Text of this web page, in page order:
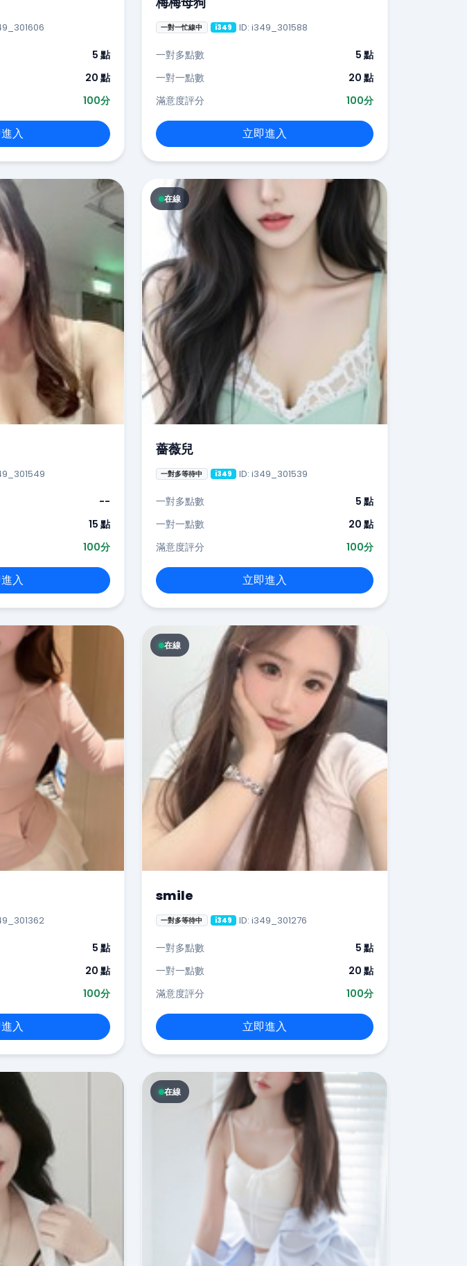
5 點
20 點
100分
入
一對一忙線中 i349 ID: i349_301588
一對多點數
5 點
一對一點數
20 點
滿意度評分
100分
立即進入
--
15 點
100分
入
在線
薔薇兒
一對多等待中 i349 ID: i349_301539
一對多點數
5 點
一對一點數
20 點
滿意度評分
100分
立即進入
5 點
20 點
100分
入
在線
smile
一對多等待中 i349 ID: i349_301276
一對多點數
5 點
一對一點數
20 點
滿意度評分
100分
立即進入
在線